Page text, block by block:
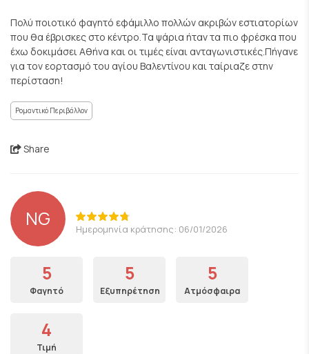
Πολύ ποιοτικό φαγητό εφάμιλλο πολλών ακριβών εστιατορίων
που θα έβρισκες στο κέντρο.Τα ψάρια ήταν τα πιο φρέσκα που
έχω δοκιμάσει Αθήνα και οι τιμές είναι ανταγωνιστικές.Πήγανε
για τον εορτασμό του αγίου Βαλεντίνου και ταίριαζε στην
περίσταση!
Ρομαντικό Περιβάλλον
Share
NG Ημερομηνία κράτησης: 06/01/2026
5
Φαγητό
5
Εξυπηρέτηση
5
Ατμόσφαιρα
4
Τιμή